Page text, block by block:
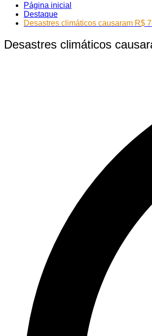
Página inicial
Destaque
Desastres climáticos causaram R$
Desastres climáticos